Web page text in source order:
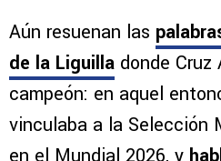
Aún resuenan las
de la Liguilla donde Cruz
campeón: en aquel
vinculaba a la Selección